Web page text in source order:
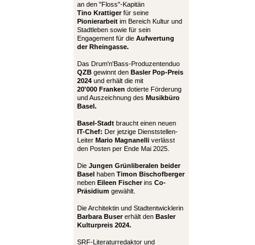
an den "Floss"-Kapitän
Tino Krattigerfür seine
Pionierarbeit im Bereich Kultur und
Stadtleben sowie für sein
Engagement für die Aufwertung
der Rheingasse.
Das Drum'n'Bass-Produzentenduo
QZB gewinnt den Basler Pop-Preis
2024 und erhält die mit
20'000 Franken dotierte Förderung
und Auszeichnung des Musikbüro
Basel.
Basel-Stadt braucht einen neuen
IT-Chef: Der jetzige Dienststellen-
Leiter Mario Magnanelli verlässt
den Posten per Ende Mai 2025.
Die Jungen Grünliberalen beider
Basel haben Timon Bischofberger
neben Eileen Fischerins Co-
Präsidium gewählt.
Die Architektin und Stadtentwicklerin
Barbara Busererhält den Basler
Kulturpreis 2024.
SRF-Literaturredaktor und